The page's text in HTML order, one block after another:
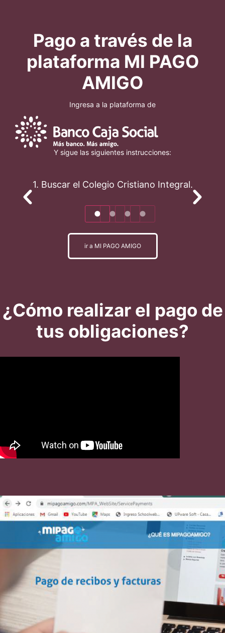
Pago a través de la
plataforma MI PAGO
AMIGO
Ingresa a la plataforma de
Y sigue las siguientes instrucciones:
1. Buscar el Colegio Cristiano Integral.
ir a MI PAGO AMIGO
¿Cómo realizar el pago de
tus obligaciones?